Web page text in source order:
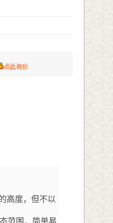
点此询价
高度，但不以
范围，简单易